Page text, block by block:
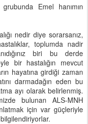
Emel hanımın
nedir diye sorarsanız,
toplumda nadir
biri bu derde
bir hastalığın mevcut
hayatına girdiği zaman
darmadağın eden bu
ayı olarak belirlenmiş.
bulunan ALS-MNH
için var güçleriyle